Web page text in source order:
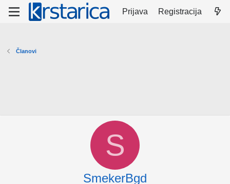
Prijava Registracija
Članovi
S
SmekerBgd